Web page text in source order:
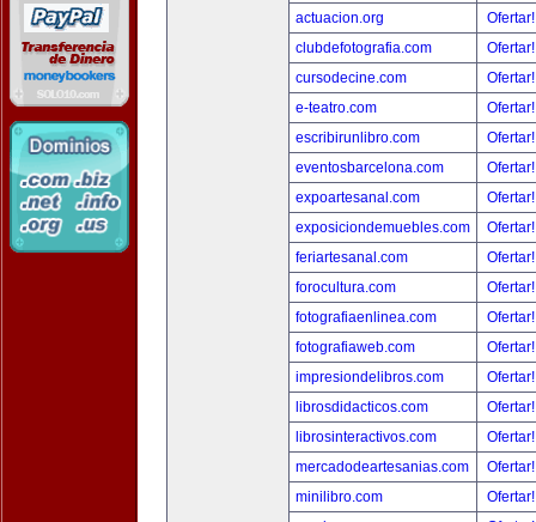
actuacion.org
clubdefotografia.com
cursodecine.com
e-teatro.com
escribirunlibro.com
eventosbarcelona.com
expoartesanal.com
exposiciondemuebles.com
feriartesanal.com
forocultura.com
fotografiaenlinea.com
fotografiaweb.com
impresiondelibros.com
librosdidacticos.com
librosinteractivos.com
mercadodeartesanias.com
minilibro.com